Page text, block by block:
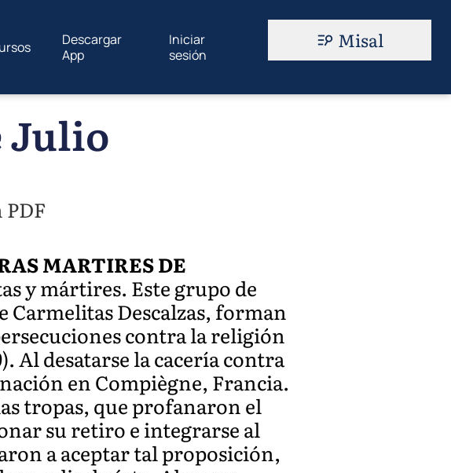
Descargar
App
Iniciar
sesión
Misal
Julio
MARTIRES DE
y mártires. Este grupo de
Carmelitas Descalzas, forman
contra la religión
Al desatarse la cacería contra
en Compiègne, Francia.
tropas, que profanaron el
su retiro e integrarse al
a aceptar tal proposición,